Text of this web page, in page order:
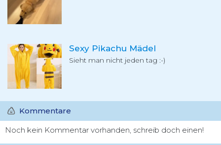
Sexy Pikachu Mädel
Sieht man nicht jeden tag :-)
Kommentare
Noch kein Kommentar vorhanden, schreib doch einen!